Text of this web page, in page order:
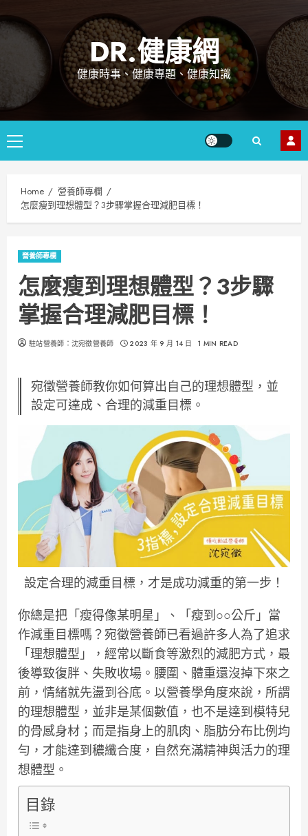
to
content
DR.健康網
健康時事、健康專題、健康知識
Primary
Menu
Home
營養師專欄
怎麼瘦到理想體型？3步驟掌握合理減肥目標！
營養師專欄
怎麼瘦到理想體型？3步驟
掌握合理減肥目標！
駐站營養師：沈宛徵營養師 2023 年 9 月 14 日 1 MIN READ
宛徵營養師教你如何算出自己的理想體型，並
設定可達成、合理的減重目標。
設定合理的減重目標，才是成功減重的第一步！
你總是把「瘦得像某明星」、「瘦到○○公斤」當
作減重目標嗎？宛徵營養師已看過許多人為了追求
「理想體型」，經常以斷食等激烈的減肥方式，最
後導致復胖、失敗收場。腰圍、體重還沒掉下來之
前，情緒就先盪到谷底。以營養學角度來說，所謂
的理想體型，並非是某個數值，也不是達到模特兒
的骨感身材；而是指身上的肌肉、脂肪分布比例均
勻，才能達到穠纖合度，自然充滿精神與活力的理
想體型。
目錄